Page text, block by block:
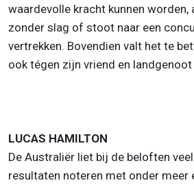
waardevolle kracht kunnen worden,
zonder slag of stoot naar een
vertrekken. Bovendien valt het te
ook tégen zijn vriend en
LUCAS HAMILTON
De Australiër liet bij de beloften
resultaten noteren met onder meer